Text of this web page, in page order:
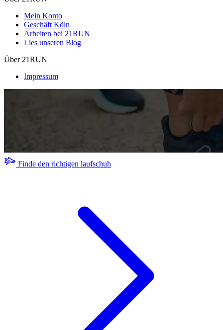
Mein Konto
Geschäft Köln
Arbeiten bei 21RUN
Lies unseren Blog
Über 21RUN
Impressum
Finde den richtigen laufschuh